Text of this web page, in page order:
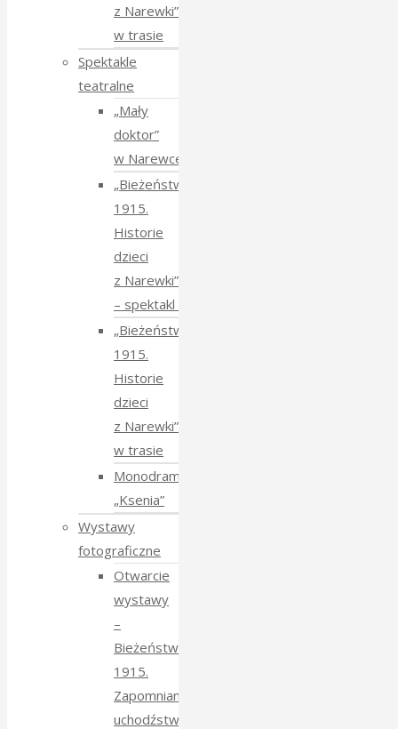
z Narewki”
w trasie
Spektakle
teatralne
„Mały
doktor”
w Narewce
„Bieżeństwo
1915.
Historie
dzieci
z Narewki”
⁠–⁠ spektakl teatralny
„Bieżeństwo
1915.
Historie
dzieci
z Narewki”
w trasie
Monodram
„Ksenia”
Wystawy
fotograficzne
Otwarcie
wystawy
–
Bieżeństwo
1915.
Zapomniane
uchodźstwo